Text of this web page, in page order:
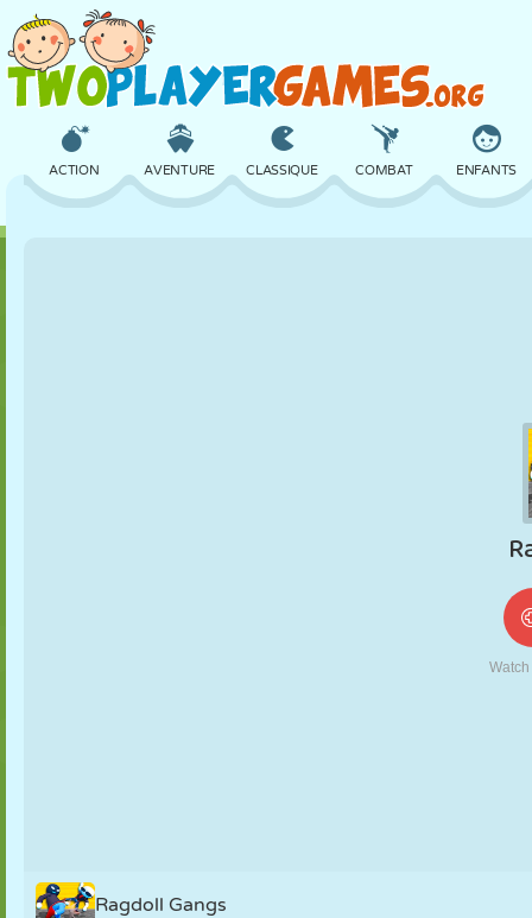
ACTION AVENTURE CLASSIQUE COMBAT ENFANTS
Ragdoll Gangs